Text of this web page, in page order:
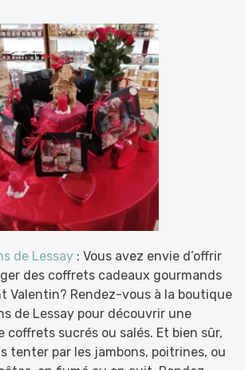
de Lessay : Vous avez envie d’offrir
des coffrets cadeaux gourmands
Valentin? Rendez-vous à la boutique
de Lessay pour découvrir une
coffrets sucrés ou salés. Et bien sûr,
tenter par les jambons, poitrines, ou